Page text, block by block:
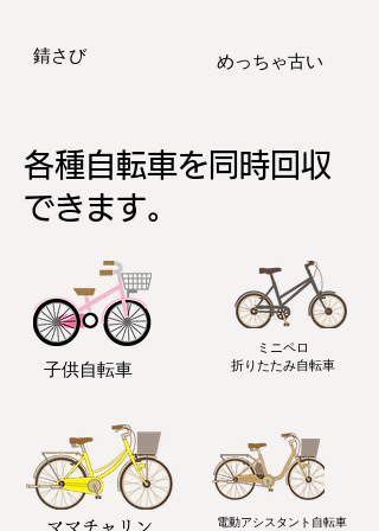
​錆さび ​めっちゃ古い
各種自転車を同時回収
できます。
子供自転車
ミニペロ
​折りたたみ自転車
ママチャリン 電動アシスタント自転車